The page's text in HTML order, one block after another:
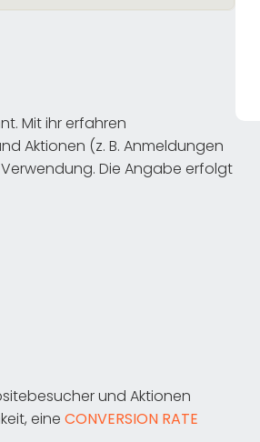
Mit ihr erfahren
Aktionen (z. B. Anmeldungen
Die Angabe erfolgt
und Aktionen
eine CONVERSION RATE